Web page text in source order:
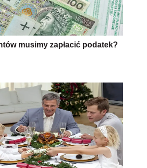
musimy zapłacić podatek?